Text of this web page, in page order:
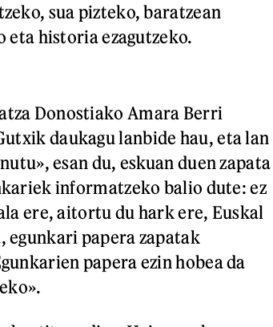
sua pizteko, baratzean
historia ezagutzeko.
Donostiako Amara Berri
daukagu lanbide hau, eta lan
esan du, eskuan duen zapata
informatzeko balio dute: ez
ere, aitortu du hark ere, Euskal
egunkari papera zapatak
papera ezin hobea da